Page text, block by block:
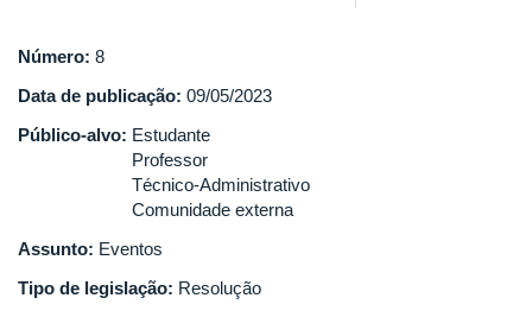
Número: 8
Data de publicação: 09/05/2023
Público-alvo: Estudante
Professor
Técnico-Administrativo
Comunidade externa
Assunto: Eventos
Tipo de legislação: Resolução